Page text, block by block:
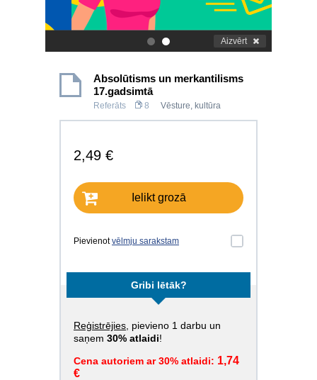
. Aizvērt
Absolūtisms un merkantilisms
17.gadsimtā
Referāts 8 Vēsture, kultūra
2,49 €
Ielikt grozā
Pievienotvēlmju sarakstam
Gribi lētāk?
Reģistrējies , pievieno 1 darbu un
saņem 30% atlaidi!
Cena autoriem ar 30% atlaidi: 1,74
€